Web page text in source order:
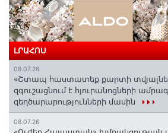
ԼՐԱՀՈՍ
08.07.26
«Շտապ հաստատեք քարտի
զգուշացնում է հյուրանոցների
զեղծարարությունների մասին
08.07.26